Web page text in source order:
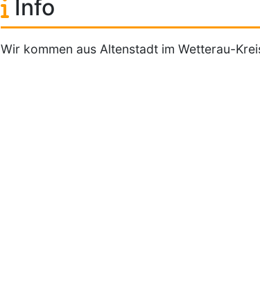
Info
Wir kommen aus Altenstadt im Wetterau-